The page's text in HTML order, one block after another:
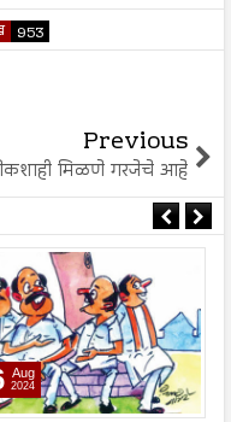
953
Previous
मिळणे गरजेचे आहे
Aug
2024